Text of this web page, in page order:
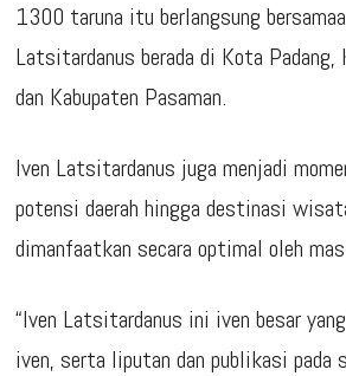
1300 taruna itu berlangsung
Latsitardanus berada di Kota
dan Kabupaten Pasaman.
Iven Latsitardanus juga menjadi
potensi daerah hingga destinasi
dimanfaatkan secara optimal oleh
“Iven Latsitardanus ini iven besar
iven, serta liputan dan publikasi pada